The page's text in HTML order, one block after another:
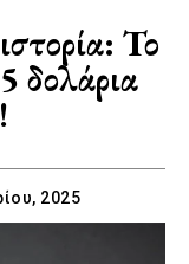
Το
δολάρια
2025